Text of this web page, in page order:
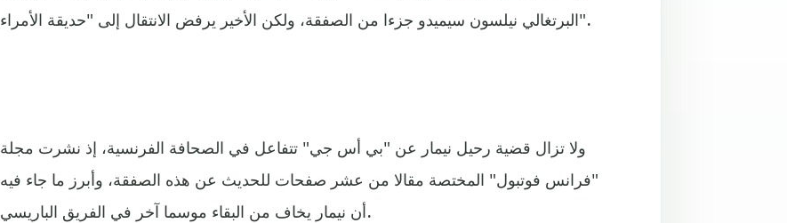
البرتغالي نيلسون سيميدو جزءا من الصفقة، ولكن الأخير يرفض الانتقال إلى "حديقة الأمراء".
ولا تزال قضية رحيل نيمار عن "بي أس جي" تتفاعل في الصحافة الفرنسية، إذ نشرت مجلة
"فرانس فوتبول" المختصة مقالا من عشر صفحات للحديث عن هذه الصفقة، وأبرز ما جاء فيه
أن نيمار يخاف من البقاء موسما آخر في الفريق الباريسي.